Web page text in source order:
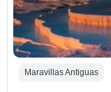
Maravillas Antiguas